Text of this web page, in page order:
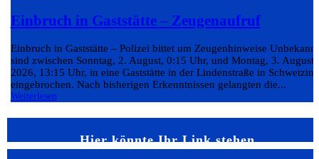
Einbruch in Gaststätte – Zeugenaufruf
Einbruch in Gaststätte – Polizei bittet um Zeugenhinweise
sind zwischen Sonntag, 2. August, 0:15 Uhr, und Montag, 3. August
2026, 13:15 Uhr, in eine Gaststätte in der Lindenstraße in
eingebrochen. Nach bisherigen Erkenntnissen gelangten die...
Weiterlesen
Hier könnte Ihr Link stehen